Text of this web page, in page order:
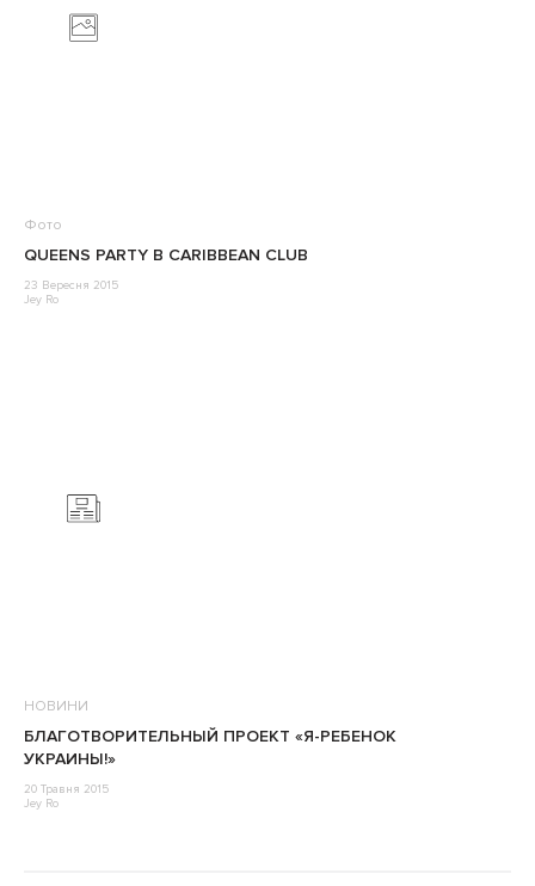
Фото
QUEENS PARTY В CARIBBEAN CLUB
23 Вересня 2015
Jey Ro
НОВИНИ
БЛАГОТВОРИТЕЛЬНЫЙ ПРОЕКТ «Я-РЕБЕНОК
УКРАИНЫ!»
20 Травня 2015
Jey Ro